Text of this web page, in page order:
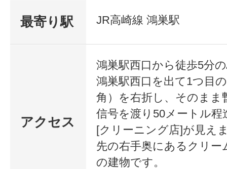
最寄り駅 JR高崎線 鴻巣駅
アクセス
鴻巣駅西口から徒歩5分
鴻巣駅西口を出て1つ目
角）を右折し、そのまま
信号を渡り50メートル程
[クリーニング店]が見え
先の右手奥にあるクリー
の建物です。